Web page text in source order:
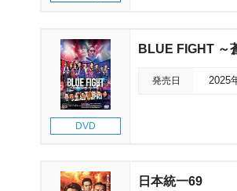
DVD
BLUE FIGHT ～
発売日 2025
日本統一69